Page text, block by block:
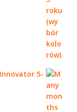
5-